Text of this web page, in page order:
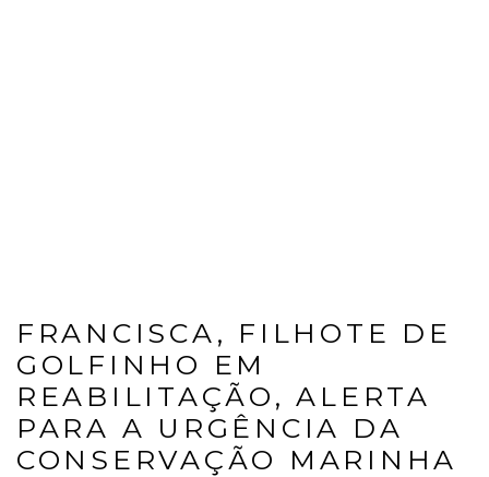
FRANCISCA, FILHOTE DE
GOLFINHO EM
REABILITAÇÃO, ALERTA
PARA A URGÊNCIA DA
CONSERVAÇÃO MARINHA